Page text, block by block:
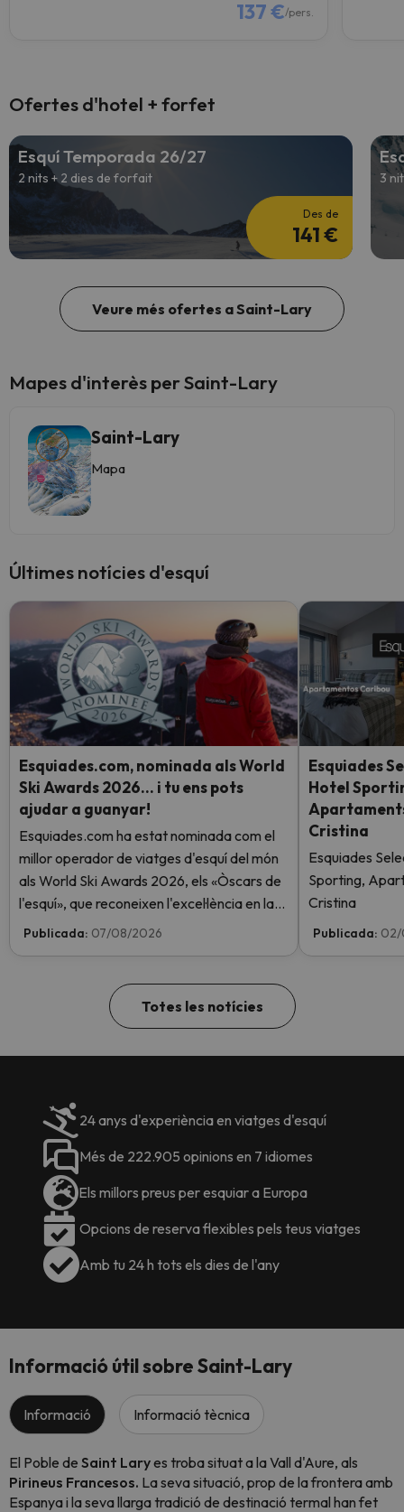
137 €/pers.
Ofertes d'hotel + forfet
Esquí Temporada 26/27
2 nits + 2 dies de forfait
Des de
141 €
3
Veure més ofertes a Saint-Lary
Mapes d'interès per Saint-Lary
Saint-Lary
Mapa
Últimes notícies d'esquí
Esquiades.com, nominada als World
Ski Awards 2026… i tu ens pots
ajudar a guanyar!
Esquiades.com ha estat nominada com el
millor operador de viatges d'esquí del món
als World Ski Awards 2026, els «Òscars de
l'esquí», que reconeixen l'excel·lència en la
indústria de l'esquí. Vota ara i ajuda'ns a
Publicada: 07/08/2026
Esquiades
Hotel
Cristina
Esquiades
Sporting,
Cristina
Publicada:
Totes les notícies
24 anys d'experiència en viatges d'esquí
Més de 222.905 opinions en 7 idiomes
Els millors preus per esquiar a Europa
Opcions de reserva flexibles pels teus viatges
Amb tu 24 h tots els dies de l'any
Informació útil sobre Saint-Lary
Informació Informació tècnica
El Poble de Saint Laryes troba situat a la Vall d'Aure, als
Pirineus Francesos. La seva situació, prop de la frontera amb
Espanya i la seva llarga tradició de destinació termal han fet